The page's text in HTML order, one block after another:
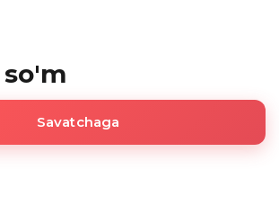
Savatchaga